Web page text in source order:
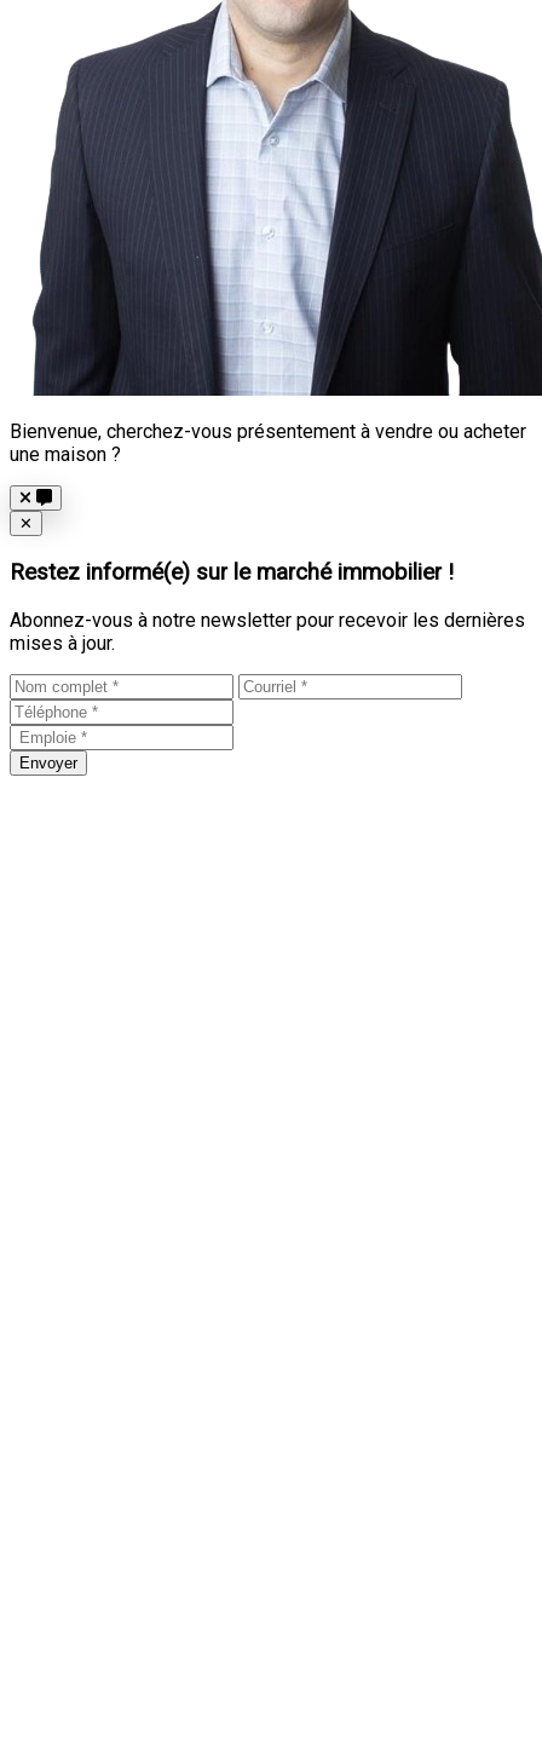
Bienvenue, cherchez-vous présentement à vendre ou acheter
une maison ?
Close
✕
Restez informé(e) sur le marché immobilier !
Abonnez-vous à notre newsletter pour recevoir les dernières
mises à jour.
Envoyer